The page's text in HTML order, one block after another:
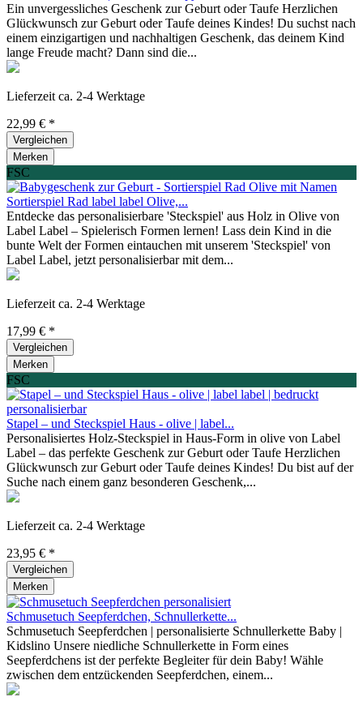
Ein unvergessliches Geschenk zur Geburt oder Taufe Herzlichen
Glückwunsch zur Geburt oder Taufe deines Kindes! Du suchst nach
einem einzigartigen und nachhaltigen Geschenk, das deinem Kind
lange Freude macht? Dann sind die...
Lieferzeit ca. 2-4 Werktage
22,99 € *
Vergleichen
Merken
FSC
Sortierspiel Rad label label Olive,...
Entdecke das personalisierbare 'Steckspiel' aus Holz in Olive von
Label Label – Spielerisch Formen lernen! Lass dein Kind in die
bunte Welt der Formen eintauchen mit unserem 'Steckspiel' von
Label Label, jetzt personalisierbar mit dem...
Lieferzeit ca. 2-4 Werktage
17,99 € *
Vergleichen
Merken
FSC
Stapel – und Steckspiel Haus - olive | label...
Personalisiertes Holz-Steckspiel in Haus-Form in olive von Label
Label – das perfekte Geschenk zur Geburt oder Taufe Herzlichen
Glückwunsch zur Geburt oder Taufe deines Kindes! Du bist auf der
Suche nach einem ganz besonderen Geschenk,...
Lieferzeit ca. 2-4 Werktage
23,95 € *
Vergleichen
Merken
Schmusetuch Seepferdchen, Schnullerkette...
Schmusetuch Seepferdchen | personalisierte Schnullerkette Baby |
Kidslino Unsere niedliche Schnullerkette in Form eines
Seepferdchens ist der perfekte Begleiter für dein Baby! Wähle
zwischen dem entzückenden Seepferdchen, einem...